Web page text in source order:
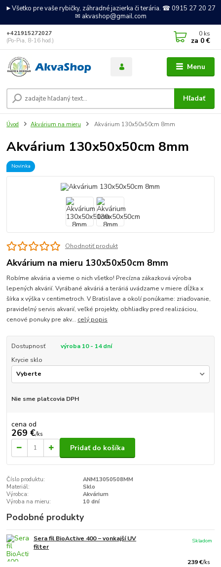
►Všetko pre vaše rybičky, záhradné jazierka či terária. ☎ 0915 27 20 27
✉ akvashop@gmail.com
Menu
Hľadať
+421915272027
(Po-Pia, 8-16 hod.)
0 ks
za 0 €
Úvod Akvárium na mieru Akvárium 130x50x50cm 8mm
Akvárium 130x50x50cm 8mm
Novinka
Ohodnotiť produkt
Akvárium na mieru 130x50x50cm 8mm
Robíme akvária a vieme o nich všetko! Precízna zákazková výroba
lepených akvárií. Vyrábané akváriá a teráriá uvádzame v miere dĺžka x
šírka x výška v centimetroch. V Bratislave a okolí ponúkame: zriaďovanie,
pravidelný servis akvarií, veľké projekty, obhliadky pred realizáciou,
cenové ponuky pre akv... celý popis
Dostupnosť
výroba 10 - 14 dní
Krycie sklo
Nie sme platcovia DPH
cena od
269 €/ks
Pridať do košíka
Číslo produktu:
ANM13050508MM
Materiál:
Sklo
Výrobca:
Akvárium
Výroba na mieru:
10 dní
Podobné produkty
Sera fil BioActive 400 − vonkajší UV
filter
239 €/ks
Skladom